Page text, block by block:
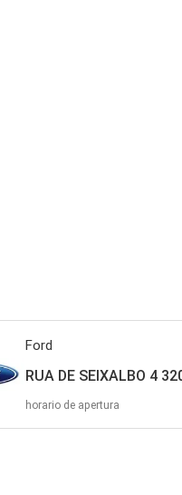
Ford
RUA DE SEIXALBO 4
horario de apertura